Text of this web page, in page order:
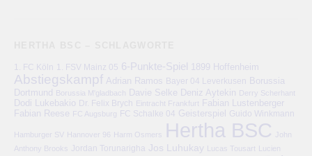
1. FC Köln 1. FSV Mainz 05 6-Punkte-Spiel 1899 Hoffenheim
Abstiegskampf Adrian Ramos Bayer 04 Leverkusen
Borussia
Dortmund
Borussia M'gladbach Davie Selke Deniz Aytekin Derry Scherhant
Dodi Lukebakio Dr. Felix Brych Eintracht Frankfurt Fabian Lustenberger
Fabian Reese FC Augsburg FC Schalke 04 Geisterspiel Guido Winkmann
Hamburger SV Hannover 96 Harm Osmers Hertha BSC
John
Anthony Brooks
Jordan Torunarigha Jos Luhukay Lucas Tousart Lucien